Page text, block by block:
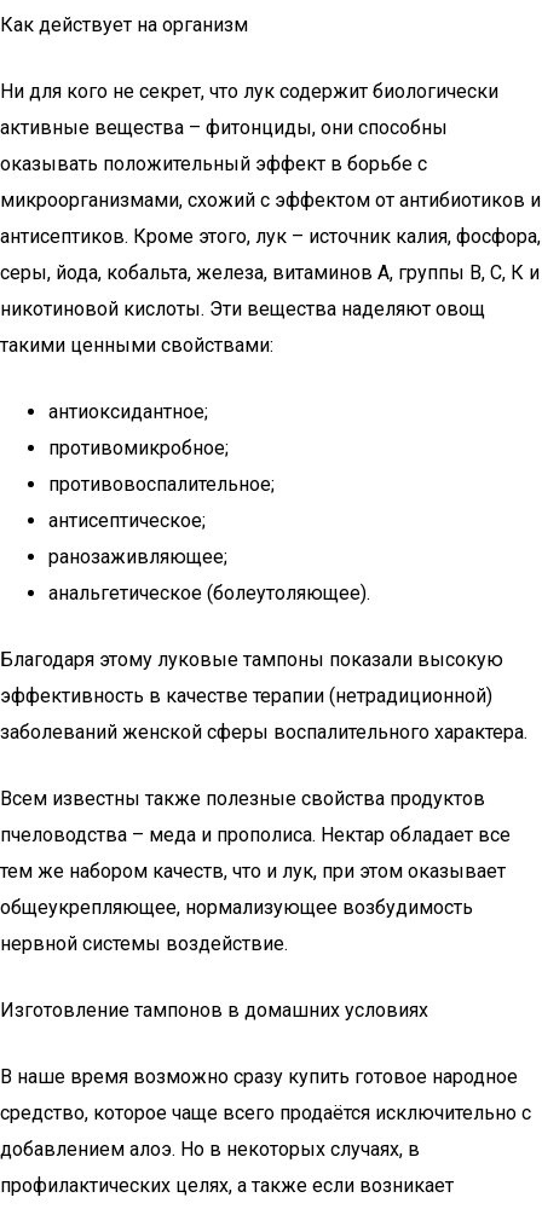
Как действует на организм
Ни для кого не секрет, что лук содержит биологически
активные вещества – фитонциды, они способны
оказывать положительный эффект в борьбе с
микроорганизмами, схожий с эффектом от антибиотиков и
антисептиков. Кроме этого, лук – источник калия, фосфора,
серы, йода, кобальта, железа, витаминов А, группы В, С, К и
никотиновой кислоты. Эти вещества наделяют овощ
такими ценными свойствами:
антиоксидантное;
противомикробное;
противовоспалительное;
антисептическое;
ранозаживляющее;
анальгетическое (болеутоляющее).
Благодаря этому луковые тампоны показали высокую
эффективность в качестве терапии (нетрадиционной)
заболеваний женской сферы воспалительного характера.
Всем известны также полезные свойства продуктов
пчеловодства – меда и прополиса. Нектар обладает все
тем же набором качеств, что и лук, при этом оказывает
общеукрепляющее, нормализующее возбудимость
нервной системы воздействие.
Изготовление тампонов в домашних условиях
В наше время возможно сразу купить готовое народное
средство, которое чаще всего продаётся исключительно с
добавлением алоэ. Но в некоторых случаях, в
профилактических целях, а также если возникает